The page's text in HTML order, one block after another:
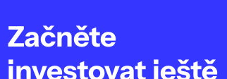
Začněte
investovat ještě